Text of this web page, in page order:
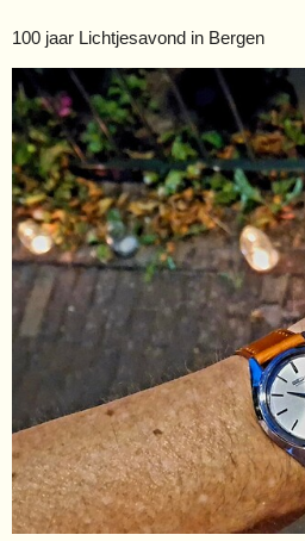
100 jaar Lichtjesavond in Bergen